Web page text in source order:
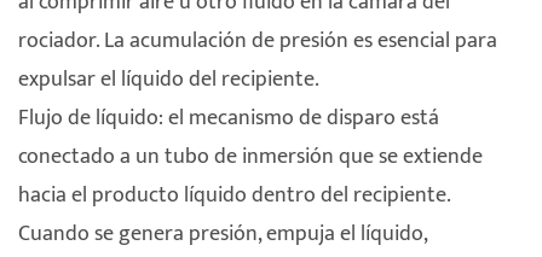
rociador. La acumulación de presión es esencial para
expulsar el líquido del recipiente.
Flujo de líquido: el mecanismo de disparo está
conectado a un tubo de inmersión que se extiende
hacia el producto líquido dentro del recipiente.
Cuando se genera presión, empuja el líquido,